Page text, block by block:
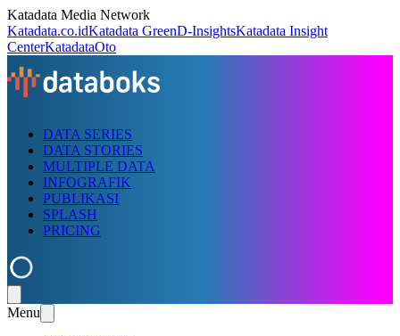
Katadata Media Network
Katadata.co.idKatadata GreenD-InsightsKatadata Insight
CenterKatadataOto
DATA SERIES
DATA STORIES
MULTIPLE DATA
INFOGRAFIK
PUBLIKASI
SPLASH
PRICING
Menu